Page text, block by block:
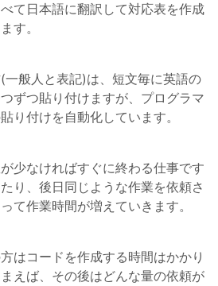
て日本語に翻訳して対応表を作成
す。
一般人と表記)は、短文毎に英語の
ずつ貼り付けますが、プログラマ
り付けを自動化しています。
少なければすぐに終わる仕事です
り、後日同じような作業を依頼さ
て作業時間が増えていきます。
はコードを作成する時間はかかり
えば、その後はどんな量の依頼が